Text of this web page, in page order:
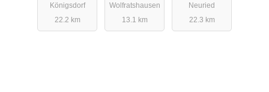
Königsdorf
22.2 km
Wolfratshausen
13.1 km
Neuried
22.3 km